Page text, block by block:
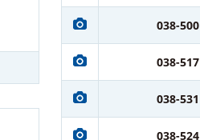
038-500
038-517
038-531
038-524